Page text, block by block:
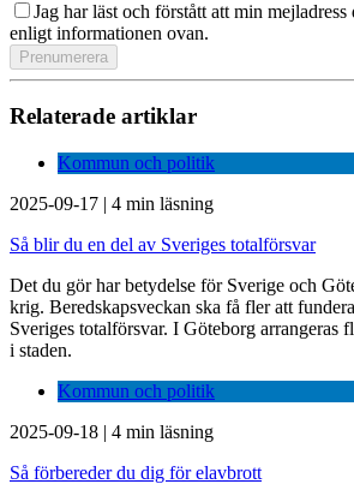
Jag har läst och förstått att min
enligt informationen ovan.
Relaterade artiklar
Kommun och politik
2025-09-17 | 4 min läsning
Så blir du en del av Sveriges totalförsvar
Det du gör har betydelse för Sverige och
krig. Beredskapsveckan ska få fler att
Sveriges totalförsvar. I Göteborg arrangeras
i staden.
Kommun och politik
2025-09-18 | 4 min läsning
Så förbereder du dig för elavbrott